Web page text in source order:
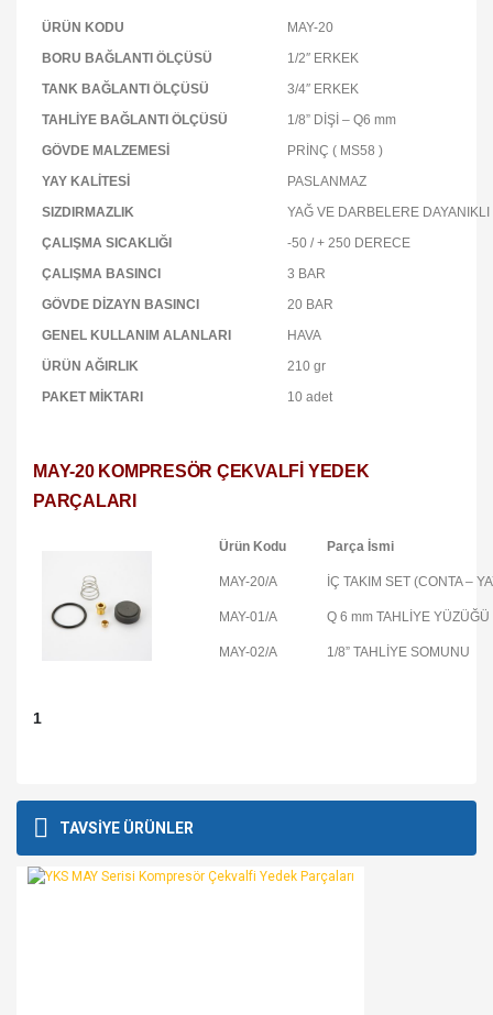
ÜRÜN KODU
MAY-20
BORU BAĞLANTI ÖLÇÜSÜ
1/2″ ERKEK
TANK BAĞLANTI ÖLÇÜSÜ
3/4″ ERKEK
TAHLİYE BAĞLANTI ÖLÇÜSÜ
1/8” DİŞİ – Q6 mm
GÖVDE MALZEMESİ
PRİNÇ ( MS58 )
YAY KALİTESİ
PASLANMAZ
SIZDIRMAZLIK
YAĞ VE DARBELERE
ÇALIŞMA SICAKLIĞI
-50 / + 250 DERECE
ÇALIŞMA BASINCI
3 BAR
GÖVDE DİZAYN BASINCI
20 BAR
GENEL KULLANIM ALANLARI
HAVA
ÜRÜN AĞIRLIK
210 gr
PAKET MİKTARI
10 adet
MAY-20 KOMPRESÖR ÇEKVALFİ YEDEK
PARÇALARI
Ürün Kodu Parça İsmi
MAY-20/A İÇ TAKIM SET (CONTA –
MAY-01/A Q 6 mm TAHLİYE YÜZÜĞÜ
MAY-02/A 1/8” TAHLİYE SOMUNU
1
Bu ürüne ilk yorumu siz yapın!
kullanarak tarafımıza iletebilirsiniz.
Görüş ve önerileriniz için teşekkür ederiz.
TAVSİYE ÜRÜNLER